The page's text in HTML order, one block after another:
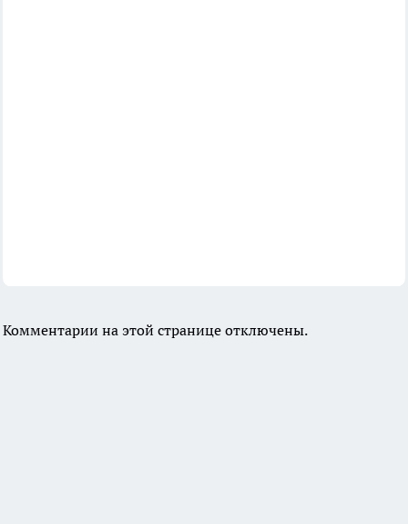
Комментарии на этой странице отключены.